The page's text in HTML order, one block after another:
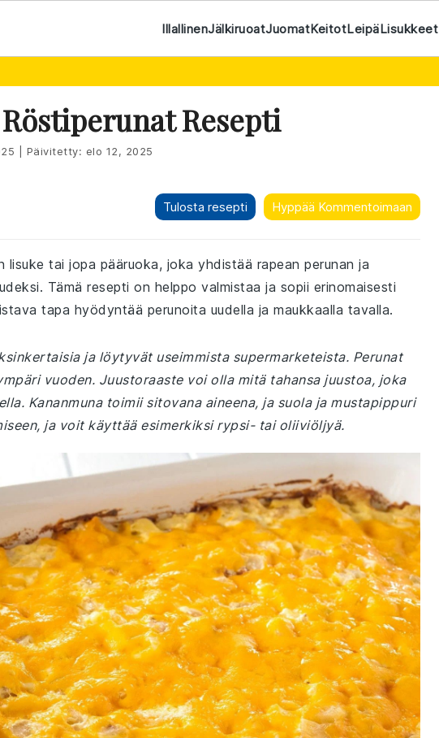
IllallinenJälkiruoatJuomatKeitotLeipäLisukkeet
Resepti
Päivitetty: elo 12, 2025
Tulosta resepti Hyppää Kommentoimaan
tai jopa pääruoka, joka yhdistää rapean perunan ja
Tämä resepti on helppo valmistaa ja sopii erinomaisesti
tapa hyödyntää perunoita uudella ja maukkaalla tavalla.
ja löytyvät useimmista supermarketeista. Perunat
vuoden. Juustoraaste voi olla mitä tahansa juustoa, joka
Kananmuna toimii sitovana aineena, ja suola ja mustapippuri
ja voit käyttää esimerkiksi rypsi- tai oliiviöljyä.